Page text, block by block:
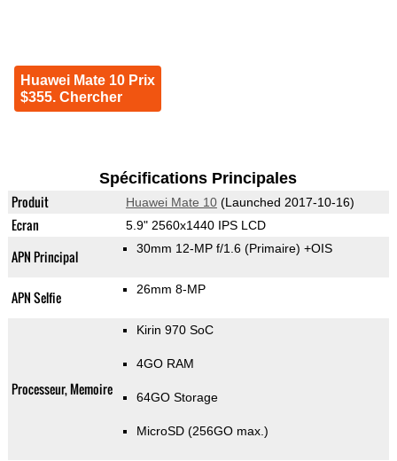
Huawei Mate 10 Prix
$355. Chercher
Spécifications Principales
Produit Huawei Mate 10(Launched 2017-10-16)
Ecran 5.9" 2560x1440 IPS LCD
APN Principal 30mm 12-MP f/1.6 (Primaire) +OIS
APN Selfie 26mm 8-MP
Processeur, Memoire
Kirin 970 SoC
4GO RAM
64GO Storage
MicroSD (256GO max.)